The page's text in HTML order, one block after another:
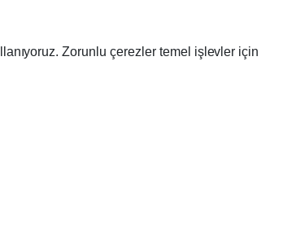
Zorunlu çerezler temel işlevler için